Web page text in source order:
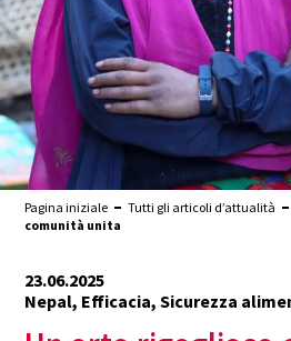
Pagina iniziale Tutti gli articoli d’attualità
comunità unita
23.06.2025
Nepal, Efficacia, Sicurezza